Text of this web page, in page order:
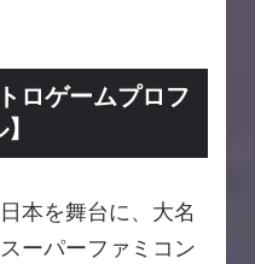
ロゲームプロフ
本を舞台に、大名
ーパーファミコン